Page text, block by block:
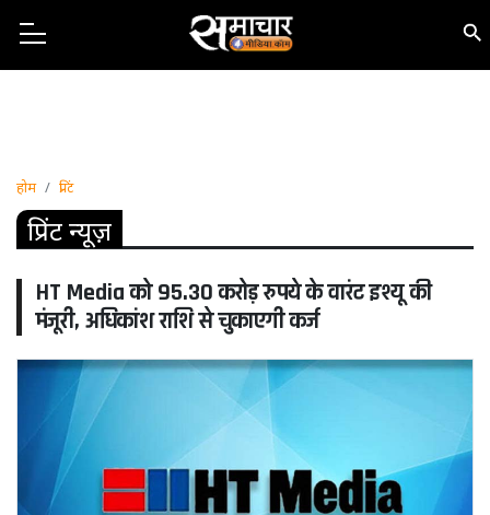
होम प्रिंट
प्रिंट न्यूज़
HT Media को 95.30 करोड़ रुपये के वारंट इश्यू की
मंजूरी, अधिकांश राशि से चुकाएगी कर्ज